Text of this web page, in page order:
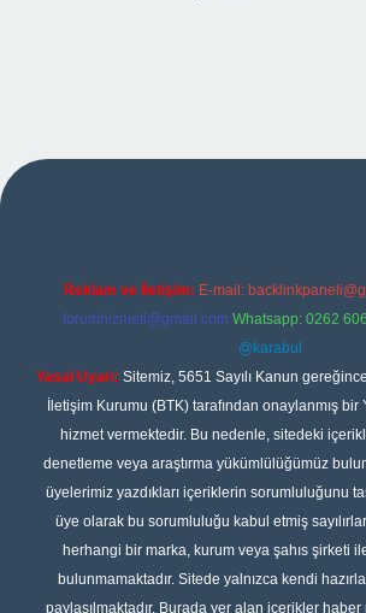
giriş
Reklam ve İletişim: E-mail:
forumhizmeti@gmail.com Whatsapp: 0262
@karabul
Yasal Uyarı: Sitemiz, 5651 Sayılı Kanun
İletişim Kurumu (BTK) tarafından onaylanmış bir
hizmet vermektedir. Bu nedenle, sitedeki
denetleme veya araştırma yükümlülüğümüz
üyelerimiz yazdıkları içeriklerin sorumluluğunu
üye olarak bu sorumluluğu kabul etmiş
herhangi bir marka, kurum veya şahıs şirketi
bulunmamaktadır. Sitede yalnızca kendi
paylaşılmaktadır. Burada yer alan içerikler haber